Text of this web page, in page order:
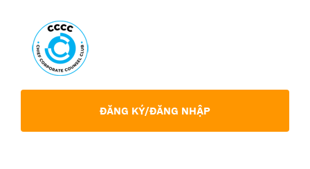
content
ĐĂNG KÝ/ĐĂNG NHẬP